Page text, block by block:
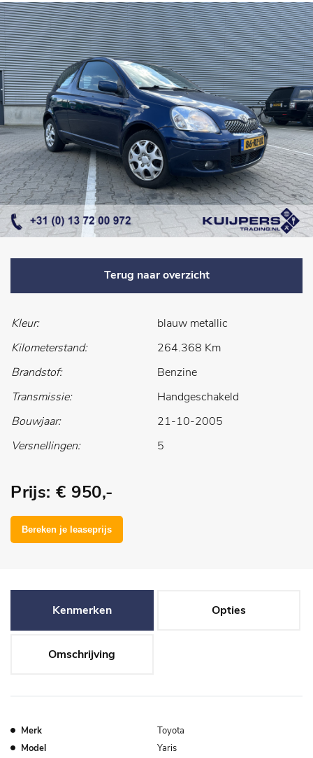
Terug naar overzicht
Kleur:
blauw metallic
Kilometerstand:
264.368 Km
Brandstof:
Benzine
Transmissie:
Handgeschakeld
Bouwjaar:
21-10-2005
Versnellingen:
5
Prijs: € 950,-
Kenmerken Opties
Omschrijving
Merk
Toyota
Model
Yaris